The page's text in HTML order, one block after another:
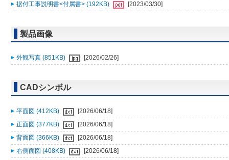
据付工事説明書<付属書> (192KB)
[2023/03/30]
製品画像
外観写真 (851KB) [2026/02/26]
CADシンボル
平面図 (412KB)
[2026/06/18]
正面図 (377KB)
[2026/06/18]
背面図 (366KB)
[2026/06/18]
右側面図 (408KB)
[2026/06/18]